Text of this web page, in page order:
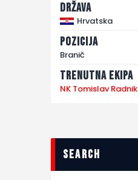
Država
Hrvatska
Pozicija
Branič
Trenutna ekipa
NK Tomislav Radnik
search